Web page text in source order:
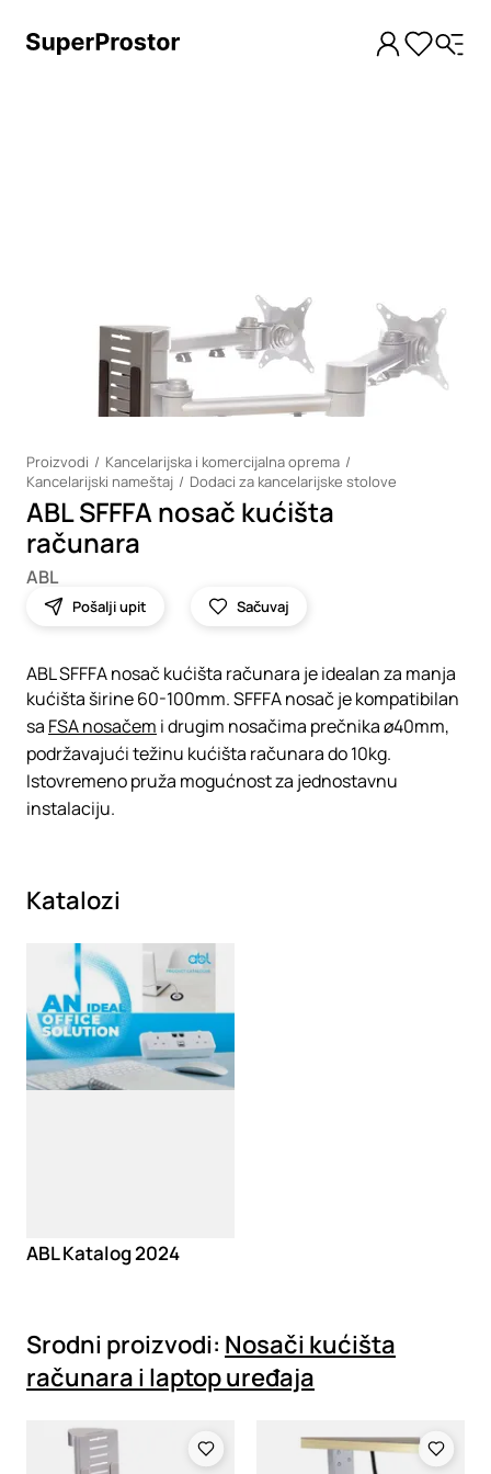
Proizvodi
Kancelarijska i komercijalna oprema
Kancelarijski nameštaj
Dodaci za kancelarijske stolove
ABL SFFFA nosač kućišta
računara
ABL
Pošalji upit Sačuvaj
ABL SFFFA nosač kućišta računara je idealan za manja
kućišta širine 60-100mm. SFFFA nosač je kompatibilan
sa FSA nosačem i drugim nosačima prečnika ø40mm,
podržavajući težinu kućišta računara do 10kg.
Istovremeno pruža mogućnost za jednostavnu
instalaciju.
Katalozi
Loading
ABL Katalog 2024
Srodni proizvodi: Nosači kućišta
računara i laptop uređaja
Loading Loading